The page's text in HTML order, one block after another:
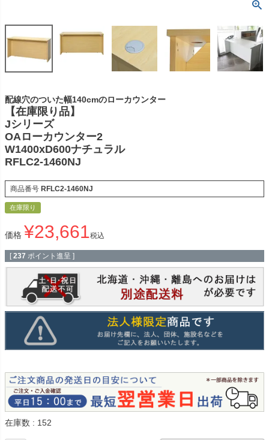
配線穴のついた幅140cmのローカウンター
【在庫限り品】
Jシリーズ
OAローカウンター2
W1400xD600ナチュラル
RFLC2-1460NJ
商品番号 RFLC2-1460NJ
在庫限り
価格 ¥23,661税込
[ 237 ポイント進呈 ]
在庫数 152